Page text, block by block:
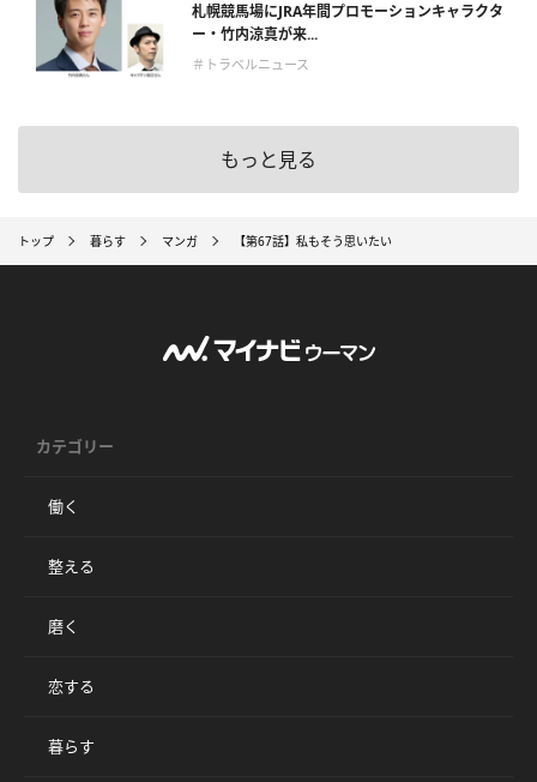
札幌競馬場にJRA年間プロモーションキャラクタ
ー・竹内涼真が来...
＃トラベルニュース
もっと見る
トップ 暮らす マンガ 【第67話】私もそう思いたい
カテゴリー
働く
整える
磨く
恋する
暮らす